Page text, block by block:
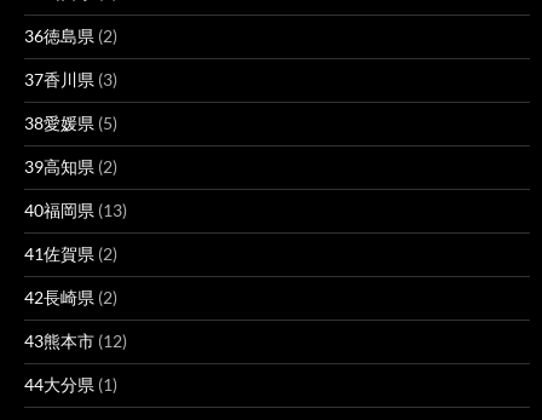
36徳島県 (2)
37香川県 (3)
38愛媛県 (5)
39高知県 (2)
40福岡県 (13)
41佐賀県 (2)
42長崎県 (2)
43熊本市 (12)
44大分県 (1)